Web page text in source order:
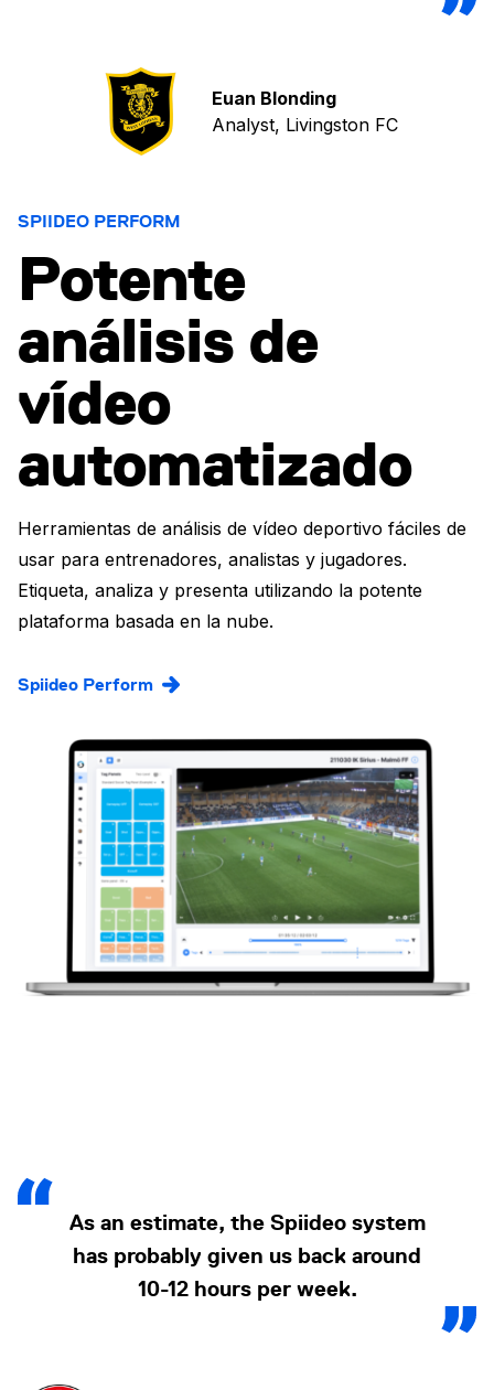
Euan Blonding
Analyst, Livingston FC
SPIIDEO PERFORM
Potente
análisis de
vídeo
automatizado
Herramientas de análisis de vídeo deportivo fáciles de
usar para entrenadores, analistas y jugadores.
Etiqueta, analiza y presenta utilizando la potente
plataforma basada en la nube.
Spiideo Perform
As an estimate, the Spiideo system
has probably given us back around
10-12 hours per week.